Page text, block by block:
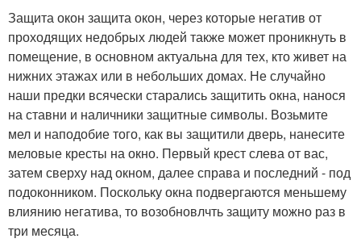
Защита окон защита окон, через которые негатив от
проходящих недобрых людей также может проникнуть в
помещение, в основном актуальна для тех, кто живет на
нижних этажах или в небольших домах. Не случайно
наши предки всячески старались защитить окна, нанося
на ставни и наличники защитные символы. Возьмите
мел и наподобие того, как вы защитили дверь, нанесите
меловые кресты на окно. Первый крест слева от вас,
затем сверху над окном, далее справа и последний - под
подоконником. Поскольку окна подвергаются меньшему
влиянию негатива, то возобновлчть защиту можно раз в
три месяца.